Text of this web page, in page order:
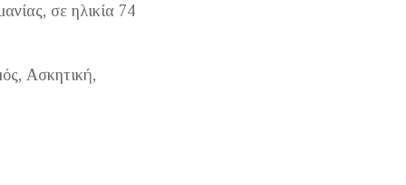
σε ηλικία 74
Ασκητική,